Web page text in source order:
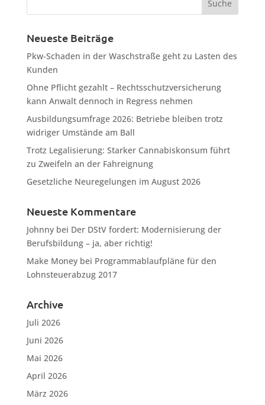
Neueste Beiträge
Pkw-Schaden in der Waschstraße geht zu Lasten des
Kunden
Ohne Pflicht gezahlt – Rechtsschutzversicherung
kann Anwalt dennoch in Regress nehmen
Ausbildungsumfrage 2026: Betriebe bleiben trotz
widriger Umstände am Ball
Trotz Legalisierung: Starker Cannabiskonsum führt
zu Zweifeln an der Fahreignung
Gesetzliche Neuregelungen im August 2026
Neueste Kommentare
Johnnybei Der DStV fordert: Modernisierung der
Berufsbildung – ja, aber richtig!
Make Moneybei Programmablaufpläne für den
Lohnsteuerabzug 2017
Archive
Juli 2026
Juni 2026
Mai 2026
April 2026
März 2026